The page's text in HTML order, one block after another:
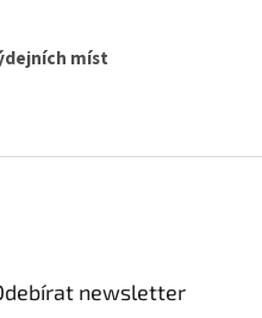
míst
newsletter